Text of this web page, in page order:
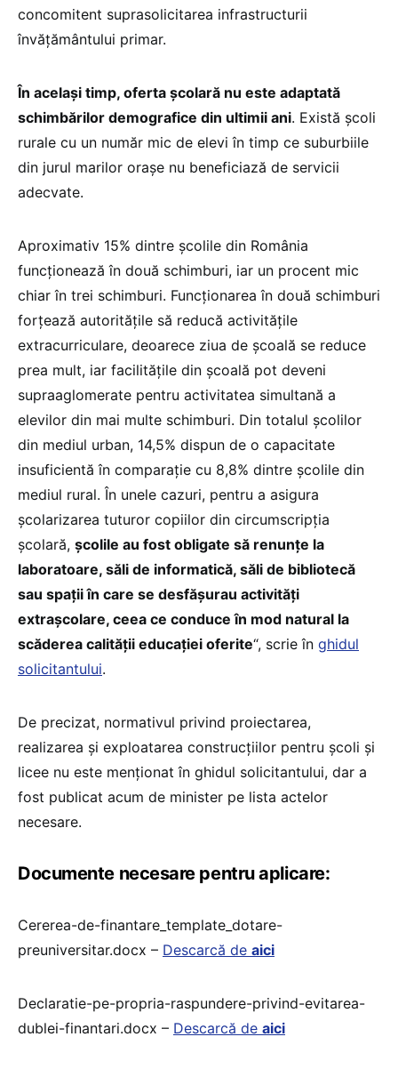
concomitent suprasolicitarea infrastructurii
învățământului primar.
În același timp, oferta școlară nu este adaptată
schimbărilor demografice din ultimii ani. Există școli
rurale cu un număr mic de elevi în timp ce suburbiile
din jurul marilor orașe nu beneficiază de servicii
adecvate.
Aproximativ 15% dintre școlile din România
funcționează în două schimburi, iar un procent mic
chiar în trei schimburi. Funcționarea în două schimburi
forțează autoritățile să reducă activitățile
extracurriculare, deoarece ziua de școală se reduce
prea mult, iar facilitățile din școală pot deveni
supraaglomerate pentru activitatea simultană a
elevilor din mai multe schimburi. Din totalul școlilor
din mediul urban, 14,5% dispun de o capacitate
insuficientă în comparație cu 8,8% dintre școlile din
mediul rural. În unele cazuri, pentru a asigura
școlarizarea tuturor copiilor din circumscripția
școlară, școlile au fost obligate să renunțe la
laboratoare, săli de informatică, săli de bibliotecă
sau spații în care se desfășurau activități
extrașcolare, ceea ce conduce în mod natural la
scăderea calității educației oferite“, scrie în ghidul
solicitantului.
De precizat, normativul privind proiectarea,
realizarea și exploatarea construcțiilor pentru școli și
licee nu este menționat în ghidul solicitantului, dar a
fost publicat acum de minister pe lista actelor
necesare.
Documente necesare pentru aplicare:
Cererea-de-finantare_template_dotare-
preuniversitar.docx – Descarcă de aici
Declaratie-pe-propria-raspundere-privind-evitarea-
dublei-finantari.docx – Descarcă de aici